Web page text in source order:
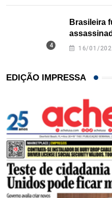
Brasileira
16/01/
EDIÇÃO IMPRESSA